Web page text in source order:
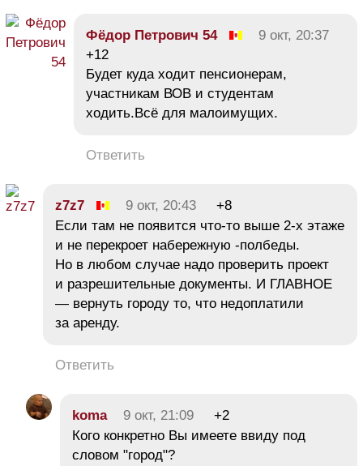
Фёдор Петрович 54
9 окт, 20:37
+12
Будет куда ходит пенсионерам,
участникам ВОВ и студентам
ходить.Всё для малоимущих.
Ответить
z7z7 9 окт, 20:43
+8
Если там не появится что-то выше 2-х этаже
и не перекроет набережную -полбеды.
Но в любом случае надо проверить проект
и разрешительные документы. И ГЛАВНОЕ
— вернуть городу то, что недоплатили
за аренду.
Ответить
koma 9 окт, 21:09
+2
Кого конкретно Вы имеете ввиду под
словом "город"?